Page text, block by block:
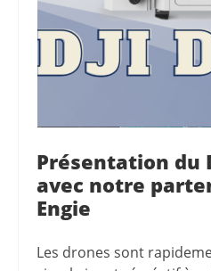
Présentation du
avec notre
Engie
Les drones sont